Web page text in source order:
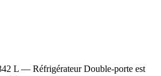
L — Réfrigérateur Double-porte est